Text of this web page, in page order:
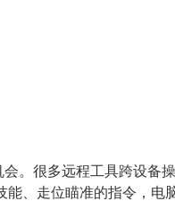
。很多远程工具跨设备
、走位瞄准的指令，